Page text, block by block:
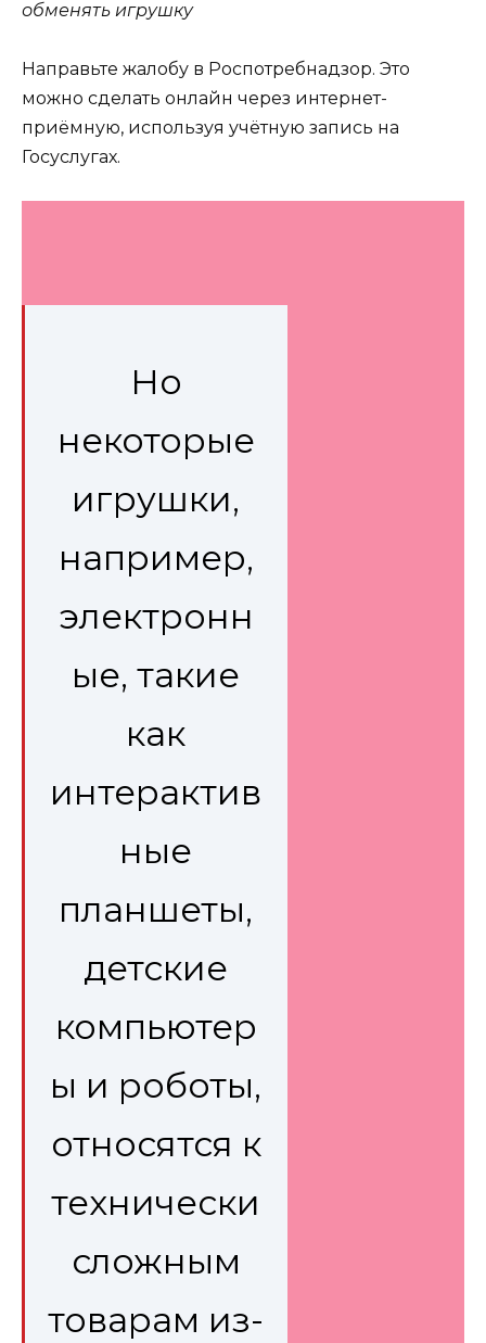
обменять игрушку
Направьте жалобу в Роспотребнадзор. Это
можно сделать онлайн через интернет-
приёмную, используя учётную запись на
Госуслугах.
Но
некоторые
игрушки,
например,
электронн
ые, такие
как
интерактив
ные
планшеты,
детские
компьютер
ы и роботы,
относятся к
технически
сложным
товарам из-